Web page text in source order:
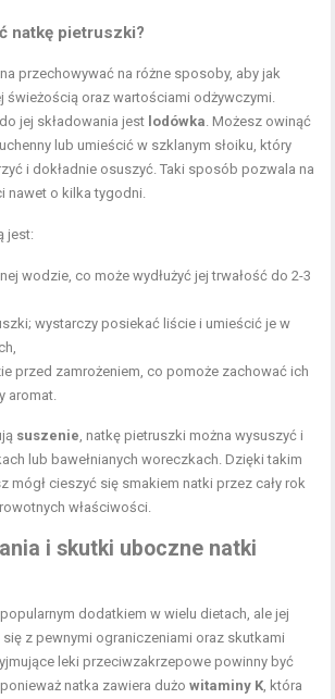
natkę pietruszki?
przechowywać na różne sposoby, aby jak
świeżością oraz wartościami odżywczymi.
jej składowania jest lodówka . Możesz owinąć
lub umieścić w szklanym słoiku, który
i dokładnie osuszyć. Taki sposób pozwala na
nawet o kilka tygodni.
jest:
wodzie, co może wydłużyć jej trwałość do 2-3
wystarczy posiekać liście i umieścić je w
przed zamrożeniem, co pomoże zachować ich
aromat.
suszenie , natkę pietruszki można wysuszyć i
lub bawełnianych woreczkach. Dzięki takim
mógł cieszyć się smakiem natki przez cały rok
właściwości.
i skutki uboczne natki
dodatkiem w wielu dietach, ale jej
z pewnymi ograniczeniami oraz skutkami
leki przeciwzakrzepowe powinny być
natka zawiera dużowitaminy K , która